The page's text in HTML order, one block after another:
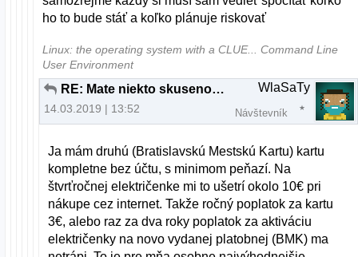
ho to bude stáť a koľko plánuje riskovať
Linux: the operating system with a CLUE... Command Line
User Environment
RE: Mate niekto skusenost s Paysafecard?
14.03.2019 | 13:52
WlaSaTy
Návštevník
Ja mám druhú (Bratislavskú Mestskú Kartu) kartu
kompletne bez účtu, s minimom peňazí. Na
štvrťročnej električenke mi to ušetrí okolo 10€ pri
nákupe cez internet. Takže ročný poplatok za kartu
3€, alebo raz za dva roky poplatok za aktiváciu
električenky na novo vydanej platobnej (BMK) ma